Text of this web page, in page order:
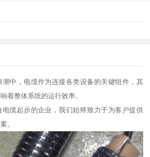
潮中，电缆作为连接各类设备的关键组件，其
着整体系统的运行效率。
电缆起步的企业，我们始终致力于为客户提供
。